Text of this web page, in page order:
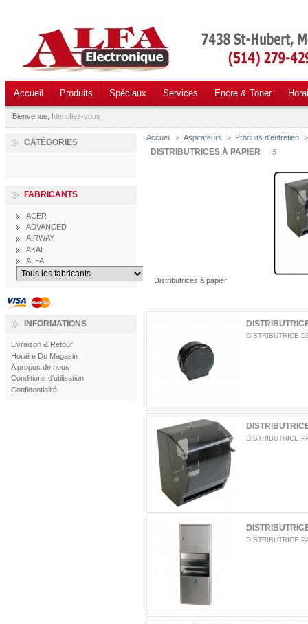
Accueil Produits Spéciaux Services Encre & Toner
Bienvenue, Identifiez-vous
CATÉGORIES
FABRICANTS
ACER
ADVANCED
AIRWAY
AKAI
ALFA
INFORMATIONS
Livraison & Retour
Horaire Du Magasin
A propos de nous
Conditions d'utilisation
Confidentialité
Accueil > Aspirateurs > Produits d'entretien >
DISTRIBUTRICES À PAPIER 5
Distributrices à papier
DISTRIBUTRICE
DISTRIBUTRICE
DISTRIBUTRICE